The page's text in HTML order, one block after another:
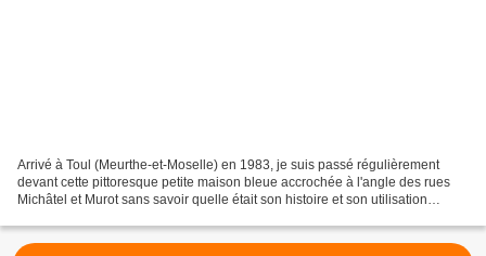
Arrivé à Toul (Meurthe-et-Moselle) en 1983, je suis passé régulièrement
devant cette pittoresque petite maison bleue accrochée à l'angle des rues
Michâtel et Murot sans savoir quelle était son histoire et son utilisation